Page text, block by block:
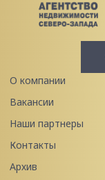
О компании
Вакансии
Наши партнеры
Контакты
Архив